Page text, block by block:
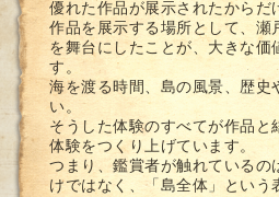
優れた作品が展示されたからだ
作品を展示する場所として、瀬
を舞台にしたことが、大きな価
す。
海を渡る時間、島の風景、歴史
い。
そうした体験のすべてが作品と
体験をつくり上げています。
つまり、鑑賞者が触れているの
けではなく、「島全体」という